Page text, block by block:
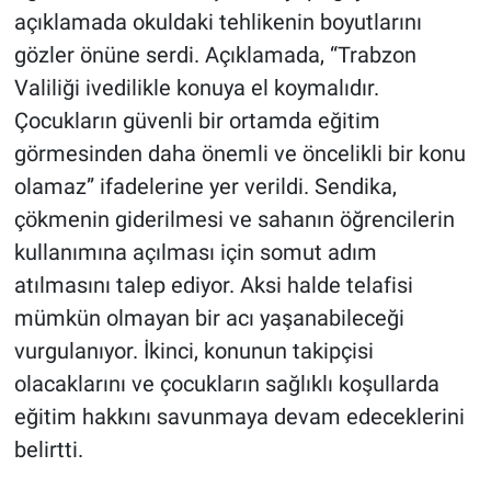
açıklamada okuldaki tehlikenin boyutlarını
gözler önüne serdi. Açıklamada, “Trabzon
Valiliği ivedilikle konuya el koymalıdır.
Çocukların güvenli bir ortamda eğitim
görmesinden daha önemli ve öncelikli bir konu
olamaz” ifadelerine yer verildi. Sendika,
çökmenin giderilmesi ve sahanın öğrencilerin
kullanımına açılması için somut adım
atılmasını talep ediyor. Aksi halde telafisi
mümkün olmayan bir acı yaşanabileceği
vurgulanıyor. İkinci, konunun takipçisi
olacaklarını ve çocukların sağlıklı koşullarda
eğitim hakkını savunmaya devam edeceklerini
belirtti.